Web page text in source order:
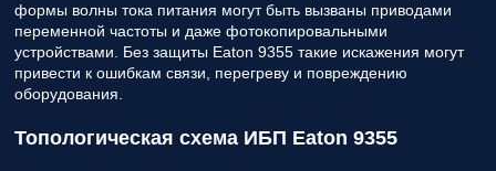
формы волны тока питания могут быть вызваны приводами
переменной частоты и даже фотокопировальными
устройствами. Без защиты Eaton 9355 такие искажения могут
привести к ошибкам связи, перегреву и повреждению
оборудования.
Топологическая схема ИБП Eaton 9355